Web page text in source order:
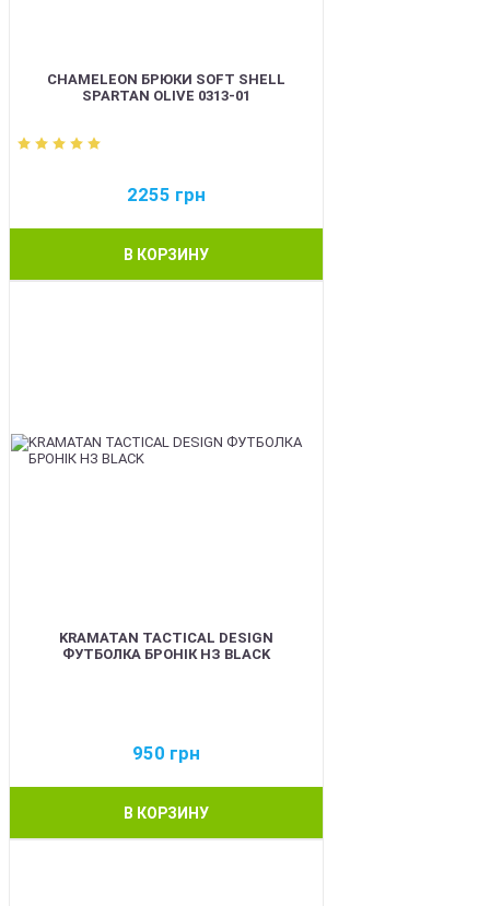
CHAMELEON БРЮКИ SOFT SHELL
SPARTAN OLIVE 0313-01
2255 грн
В КОРЗИНУ
KRAMATAN TACTICAL DESIGN
ФУТБОЛКА БРОНІК НЗ BLACK
950 грн
В КОРЗИНУ